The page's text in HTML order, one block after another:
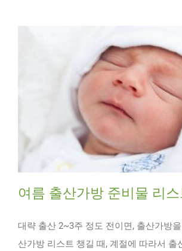
여름 출산가방 준비물 리
대략 출산 2~3주 정도 전이면, 출산가방
산가방 리스트 챙길 때, 계절에 따라서 출